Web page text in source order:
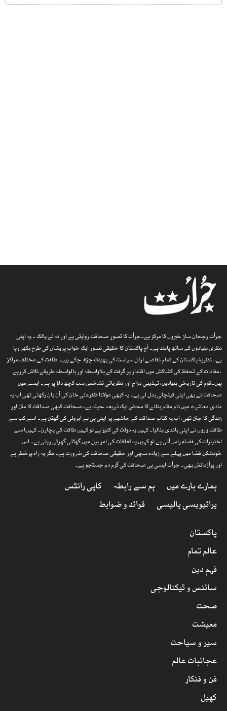
جرأت رجحان ساز خبروں کا مرکز ہے۔جرأت کا تصورِ صحافت روایتی ہے اور نہ لے پالک ۔ یہ اپنی
نظری بنیادوں کے ساتھ پابند ہے۔ آج پاکستان کا حقیقی تصور ایک خوابِ پریشاں کی طرح بکھر رہا
ہے۔ نظریۂ پاکستان کے تمام تقاضے ارذل سیاست کی بھینٹ چڑھ چکے ہیں۔ طاقت کے مختلف مراکز
، مفادات کے تحفظ کی کشاکش میں اقتدار پر گرفت کے بلاواسطہ اور بالواسطہ طریقے تلاش کررہے
ہیں۔قوم کی تاریخی بنیادیں، تہذیبی مزاج اور نظریاتی تشخص سب کچھ داؤ پر ہے۔ ایسے میں
صحافت نے بھی اپنی قینچلی بدل لی ہے۔ یہ کبھی مولانا ظفرعلی خان کی آن بان رکھتی تھی اب یہ
مادی معاشرے میں نام مقام بنانے کا محض ایک ذریعہ ،حیلہ ہے۔صحافت کبھی صداقت کا متن اور
زندگی کا جتن تھی، اب یہ کتاب صداقت کے حاشیے پر اپنی ہی بے آبروئی کی گھٹن ہے۔ اسے کب سے
طاقت وروں نے اپنی باندی بنالیا۔ کہیں یہ دولت کی کنیز ہے تو کہیں طاقت کی پچارن۔ کہیںا سے
اختیارات کی فضاء راس آتی ہے تو کہیں یہ تعلقات کی امر بیل میں گھٹتی گھِرتی رہتی ہے۔ اس
خودشکن فضا میں پہلے سے زیادہ سچی اور حقیقی صحافت کی ضرورت ہے۔ مگر یہ راہ پرخطر ہے
اور پرآزمائش بھی۔ جرأت ایسی ہی صحافت کی گرم دم جستجو ہے۔
ہمارے بارے میں ہم سے رابطہ
کاپی رائٹس
پرائیویسی پالیسی
قوائد و ضوابط
پاکستان
عالم تمام
فہم دین
سائنس و ٹیکنالوجی
صحت
معیشت
سیر و سیاحت
عجائبات عالم
فن و فنکار
کھیل